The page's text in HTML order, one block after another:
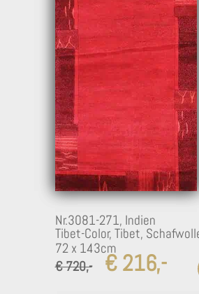
Nr.3081-271, Indien
Tibet-Color, Tibet,
72 x 143cm
€ 720,-
€ 216,-